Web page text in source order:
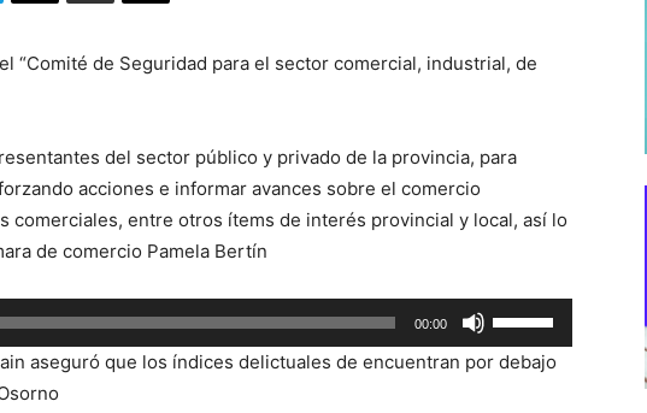
“Comité de Seguridad para el sector comercial, industrial, de
del sector público y privado de la provincia, para
acciones e informar avances sobre el comercio
comerciales, entre otros ítems de interés provincial y local, así lo
de comercio Pamela Bertín
00:00
las
teclas
aseguró que los índices delictuales de encuentran por debajo